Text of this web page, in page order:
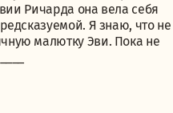
Ричарда она вела себя
Я знаю, что не
малютку Эви. Пока не